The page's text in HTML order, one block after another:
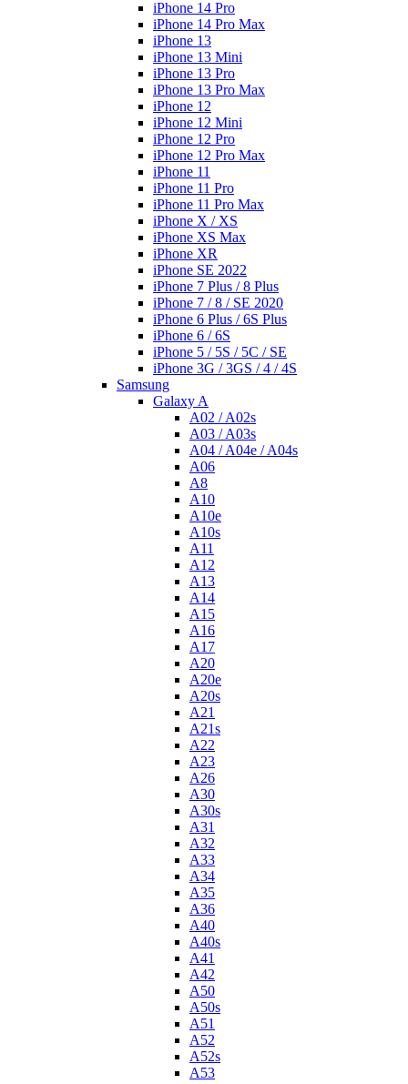
iPhone 14 Pro
iPhone 14 Pro Max
iPhone 13
iPhone 13 Mini
iPhone 13 Pro
iPhone 13 Pro Max
iPhone 12
iPhone 12 Mini
iPhone 12 Pro
iPhone 12 Pro Max
iPhone 11
iPhone 11 Pro
iPhone 11 Pro Max
iPhone X / XS
iPhone XS Max
iPhone XR
iPhone SE 2022
iPhone 7 Plus / 8 Plus
iPhone 7 / 8 / SE 2020
iPhone 6 Plus / 6S Plus
iPhone 6 / 6S
iPhone 5 / 5S / 5C / SE
iPhone 3G / 3GS / 4 / 4S
Samsung
Galaxy A
A02 / A02s
A03 / A03s
A04 / A04e / A04s
A06
A8
A10
A10e
A10s
A11
A12
A13
A14
A15
A16
A17
A20
A20e
A20s
A21
A21s
A22
A23
A26
A30
A30s
A31
A32
A33
A34
A35
A36
A40
A40s
A41
A42
A50
A50s
A51
A52
A52s
A53